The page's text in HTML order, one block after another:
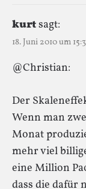
kurtsagt:
18. Juni 2010 um
@Christian:
Der
Wenn man
Monat
mehr viel
eine Million
dass die dafür